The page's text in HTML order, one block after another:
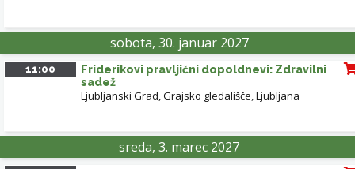
sobota, 30. januar 2027
11:00
Friderikovi pravljični dopoldnevi: Zdravilni
sadež
Ljubljanski Grad, Grajsko gledališče,Ljubljana
sreda, 3. marec 2027